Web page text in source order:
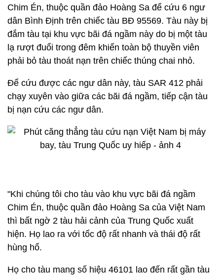
Chim Én, thuộc quần đảo Hoàng Sa để cứu 6 ngư
dân Bình Định trên chiếc tàu BĐ 95569. Tàu này bị
đắm tàu tại khu vực bãi đá ngầm này do bị một tàu
lạ rượt đuổi trong đêm khiến toàn bộ thuyền viên
phải bỏ tàu thoát nạn trên chiếc thúng chai nhỏ.
Để cứu được các ngư dân này, tàu SAR 412 phải
chạy xuyên vào giữa các bãi đá ngầm, tiếp cận tàu
bị nạn cứu các ngư dân.
"Khi chúng tôi cho tàu vào khu vực bãi đá ngầm
Chim Én, thuộc quần đảo Hoàng Sa của Việt Nam
thì bất ngờ 2 tàu hải cảnh của Trung Quốc xuất
hiện. Họ lao ra với tốc độ rất nhanh và thái độ rất
hùng hổ.
Họ cho tàu mang số hiệu 46101 lao đến rất gần tàu